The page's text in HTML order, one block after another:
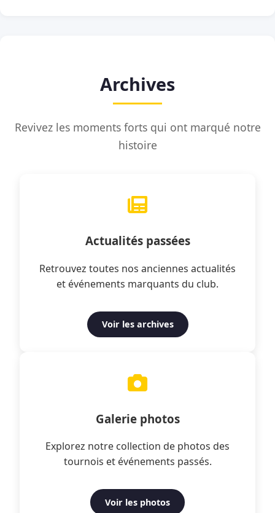
Archives
Revivez les moments forts qui ont marqué notre
histoire
Actualités passées
Retrouvez toutes nos anciennes actualités
et événements marquants du club.
Voir les archives
Galerie photos
Explorez notre collection de photos des
tournois et événements passés.
Voir les photos